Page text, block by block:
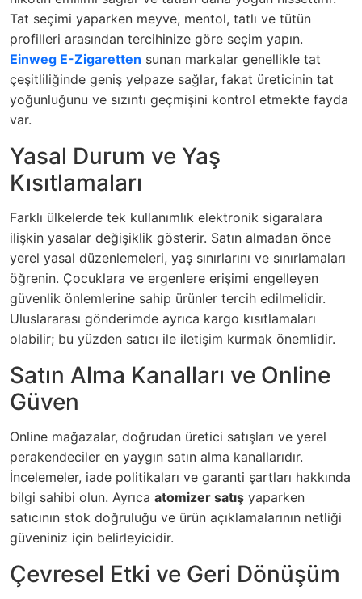
Tat seçimi yaparken meyve, mentol, tatlı ve tütün
profilleri arasından tercihinize göre seçim yapın.
Einweg E-Zigaretten sunan markalar genellikle tat
çeşitliliğinde geniş yelpaze sağlar, fakat üreticinin tat
yoğunluğunu ve sızıntı geçmişini kontrol etmekte fayda
var.
Yasal Durum ve Yaş
Kısıtlamaları
Farklı ülkelerde tek kullanımlık elektronik sigaralara
ilişkin yasalar değişiklik gösterir. Satın almadan önce
yerel yasal düzenlemeleri, yaş sınırlarını ve sınırlamaları
öğrenin. Çocuklara ve ergenlere erişimi engelleyen
güvenlik önlemlerine sahip ürünler tercih edilmelidir.
Uluslararası gönderimde ayrıca kargo kısıtlamaları
olabilir; bu yüzden satıcı ile iletişim kurmak önemlidir.
Satın Alma Kanalları ve Online
Güven
Online mağazalar, doğrudan üretici satışları ve yerel
perakendeciler en yaygın satın alma kanallarıdır.
İncelemeler, iade politikaları ve garanti şartları hakkında
bilgi sahibi olun. Ayrıca atomizer satış yaparken
satıcının stok doğruluğu ve ürün açıklamalarının netliği
güveniniz için belirleyicidir.
Çevresel Etki ve Geri Dönüşüm